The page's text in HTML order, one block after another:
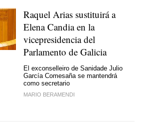
Raquel Arias sustituirá a
Elena Candia en la
vicepresidencia del
Parlamento de Galicia
El exconselleiro de Sanidade Julio
García Comesaña se mantendrá
como secretario
MARIO BERAMENDI